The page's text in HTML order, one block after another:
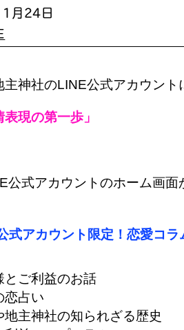
月24日
主神社のLINE公式アカウント
表現の第一歩」
公式アカウントのホーム画面
アカウント限定！恋愛コラ
とご利益のお話
恋占い
地主神社の知られざる歴史